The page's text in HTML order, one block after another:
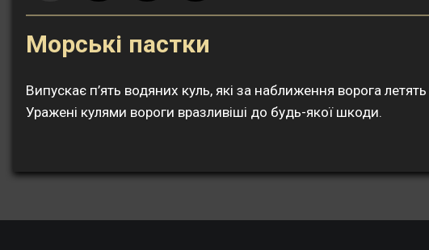
Морські пастки
Випускає п’ять водяних куль, які за наближення ворога
Уражені кулями вороги вразливіші до будь-якої шкоди.